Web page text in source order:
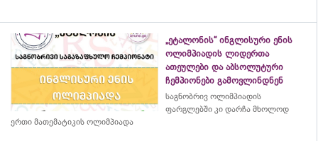
„ეტალონის“ ინგლისური ენის
ოლიმპიადის ლიდერთა
ათეულები და აბსოლუტური
ჩემპიონები გამოვლინდნენ
საგნობრივ ოლიმპიადის
ფარგლებში კი დარჩა მხოლოდ
ერთი მათემატიკის ოლიმპიადა